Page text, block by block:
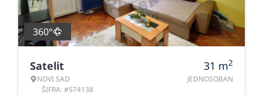
360°
Satelit
NOVI SAD
ŠIFRA: #574138
31 m2
JEDNOSOBAN